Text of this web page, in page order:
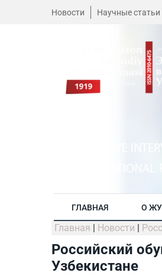
Новости Научные статьи
ГЛАВНАЯ О
Главная | Новости |
Российский
Узбекистане